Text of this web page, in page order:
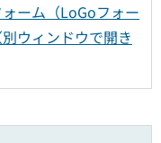
ーム（LoGoフォー
ウィンドウで開き